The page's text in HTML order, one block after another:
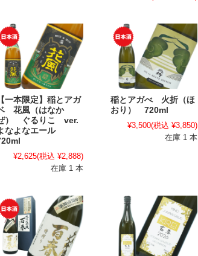
【一本限定】稲とアガ
花風（はなか
） ぐるりこ ver.
なよなエール
¥2,625(税込 ¥2,888)
在庫 1 本
稲とアガべ 火折（ほ
おり） 720ml
¥3,500(税込 ¥3,850)
在庫 1 本